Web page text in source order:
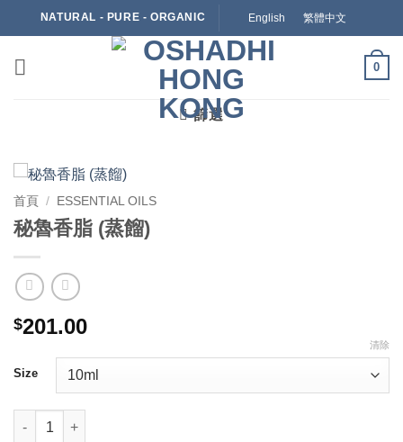
to
NATURAL - PURE - ORGANIC English 繁體中文
0
篩選
首頁 / ESSENTIAL OILS
秘魯香脂 (蒸餾)
$201.00
Size
清除
秘魯香脂 (蒸餾) 數量